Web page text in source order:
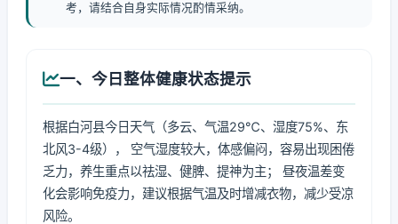
考，请结合自身实际情况酌情采纳。
一、今日整体健康状态提示
根据白河县今日天气（多云、气温29℃、湿度75%、东
北风3-4级）， 空气湿度较大，体感偏闷，容易出现困倦
乏力，养生重点以祛湿、健脾、提神为主； 昼夜温差变
化会影响免疫力，建议根据气温及时增减衣物，减少受凉
风险。